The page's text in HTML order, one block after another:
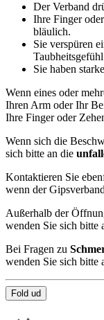
Der Verband
Ihre Finger
bläulich.
Sie verspüren
Sie haben
Wenn eines oder
Ihren Arm oder Ihr
Ihre Finger oder
Wenn sich die
sich bitte an die
Kontaktieren Sie
wenn der Gipsverband
Außerhalb der
wenden Sie sich bitte
Bei Fragen zu
wenden Sie sich bitte
Fold ud